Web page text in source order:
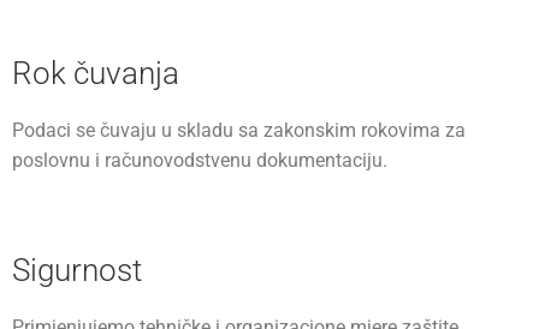
Rok čuvanja
Podaci se čuvaju u skladu sa zakonskim rokovima za
poslovnu i računovodstvenu dokumentaciju.
Sigurnost